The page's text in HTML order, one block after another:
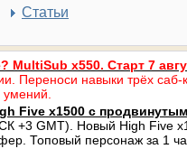
Статьи
MultiSub x550. Старт 7
Переноси навыки трёх саб-
Five x1500 с
+3 GMT). Новый High Five
Топовый персонаж за 1